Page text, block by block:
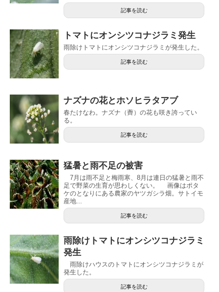
記事を読む
トマトにオンシツコナジラミ発生
雨除けトマトにオンシツコナジラミが発生した。
記事を読む
ナズナの花とホソヒラタアブ
春たけなわ。ナズナ（薺）の花も咲き誇ってい
る。
記事を読む
猛暑と雨不足の被害
7月は雨不足と梅雨寒、8月は連日の猛暑と雨不
足で野菜の生育が思わしくない。 画像はポタ
ケのとなりにある農家のヤツガシラ畑。サトイモ
産地...
記事を読む
雨除けトマトにオンシツコナジラミ
発生
雨除けハウスのトマトにオンシツコナジラミが
発生した。
記事を読む